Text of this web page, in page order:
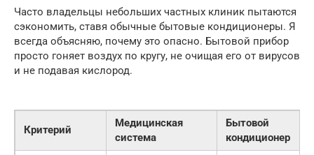
Часто владельцы небольших частных клиник пытаются
сэкономить, ставя обычные бытовые кондиционеры. Я
всегда объясняю, почему это опасно. Бытовой прибор
просто гоняет воздух по кругу, не очищая его от вирусов
и не подавая кислород.
Критерий
Медицинская
система
Бытовой
кондиционер